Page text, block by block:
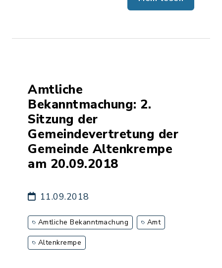
Amtliche
Bekanntmachung: 2.
Sitzung der
Gemeindevertretung der
Gemeinde Altenkrempe
am 20.09.2018
11.09.2018
Amtliche Bekanntmachung Amt
Altenkrempe